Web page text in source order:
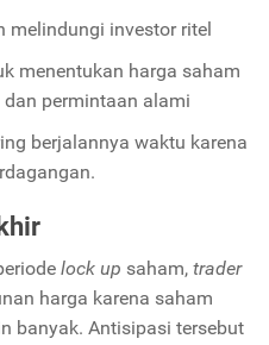
melindungi investor ritel
menentukan harga saham
permintaan alami
berjalannya waktu karena
lock up saham, trader
harga karena saham
banyak. Antisipasi tersebut